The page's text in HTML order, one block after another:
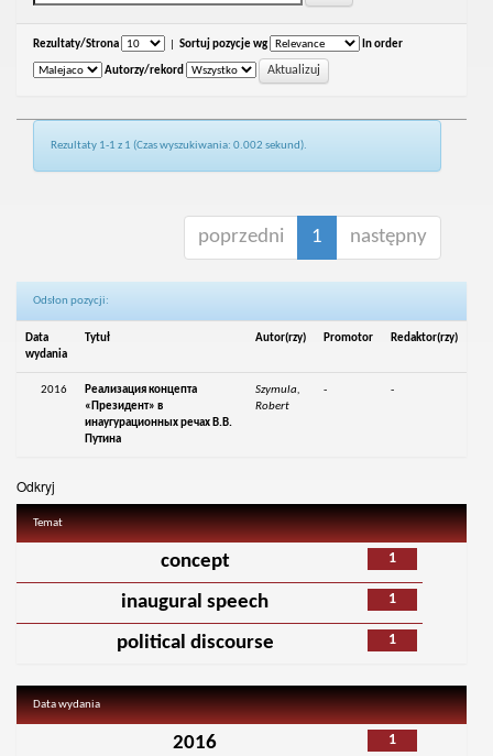
Rezultaty/Strona Sortuj pozycje wg In order
Autorzy/rekord
Rezultaty 1-1 z 1 (Czas wyszukiwania: 0.002 sekund).
poprzedni 1 następny
Odsłon pozycji:
Data
wydania
Tytuł Autor(rzy) Promotor Redaktor(rzy)
2016
Реализация концепта
«Президент» в
инаугурационных речах В.В.
Путина
Szymula,
Robert
- -
Odkryj
Temat
1
concept
1
inaugural speech
1
political discourse
Data wydania
1
2016